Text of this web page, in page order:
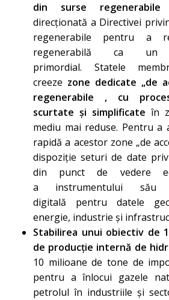
din surse regenerabile
direcționată a Directivei
regenerabile pentru a
regenerabilă ca un
primordial. Statele
creeze zone dedicate „de
regenerabile , cu
scurtate și simplificate în
mediu mai reduse. Pentru a
rapidă a acestor zone „de
dispoziție seturi de date
din punct de vedere
a instrumentului său
digitală
pentru datele
energie, industrie și
Stabilirea unui obiectiv de
de producție internă de
10 milioane de tone de
pentru a înlocui gazele
petrolul în industriile și